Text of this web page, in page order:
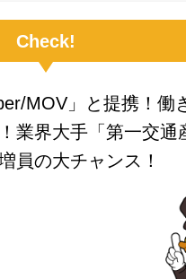
Check!
MOV」と提携！働
業界大手「第一交通
員の大チャンス！